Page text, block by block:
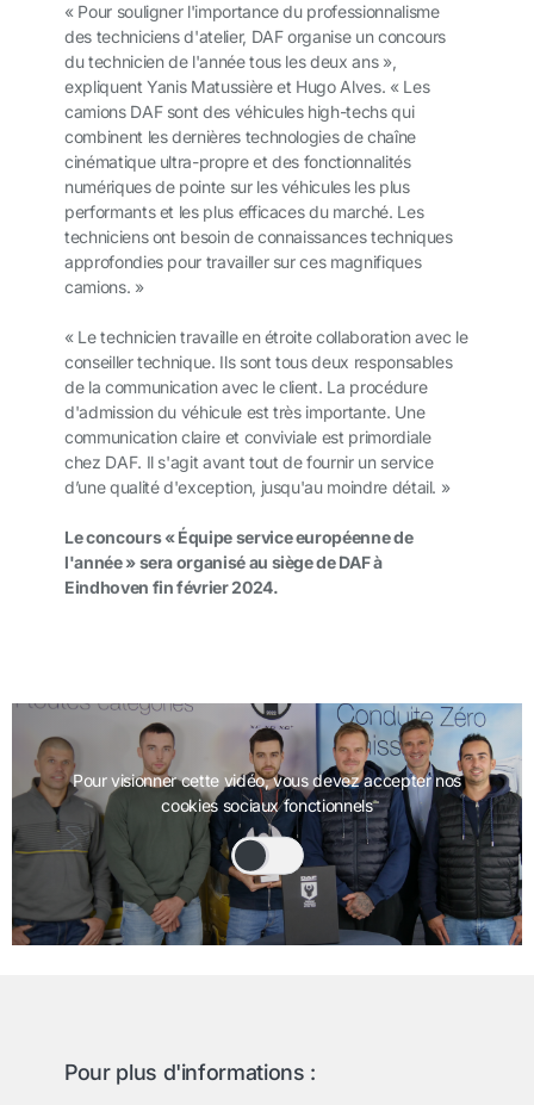
« Pour souligner l'importance du professionnalisme
des techniciens d'atelier, DAF organise un concours
du technicien de l'année tous les deux ans »,
expliquent Yanis Matussière et Hugo Alves. « Les
camions DAF sont des véhicules high-techs qui
combinent les dernières technologies de chaîne
cinématique ultra-propre et des fonctionnalités
numériques de pointe sur les véhicules les plus
performants et les plus efficaces du marché. Les
techniciens ont besoin de connaissances techniques
approfondies pour travailler sur ces magnifiques
camions. »
« Le technicien travaille en étroite collaboration avec le
conseiller technique. Ils sont tous deux responsables
de la communication avec le client. La procédure
d'admission du véhicule est très importante. Une
communication claire et conviviale est primordiale
chez DAF. Il s'agit avant tout de fournir un service
d’une qualité d'exception, jusqu'au moindre détail. »
Le concours « Équipe service européenne de
l'année » sera organisé au siège de DAF à
Eindhoven fin février 2024.
Pour visionner cette vidéo, vous devez accepter nos
cookies sociaux fonctionnels
Pour plus d'informations :